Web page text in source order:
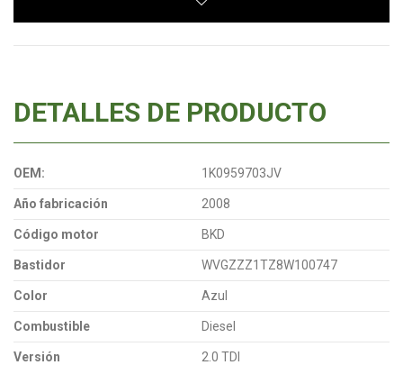
DETALLES DE PRODUCTO
OEM: 1K0959703JV
Año fabricación 2008
Código motor BKD
Bastidor WVGZZZ1TZ8W100747
Color Azul
Combustible Diesel
Versión 2.0 TDI